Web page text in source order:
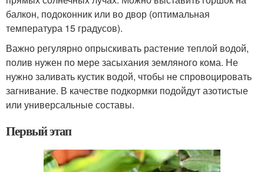
балкон, подоконник или во двор (оптимальная
температура 15 градусов).
Важно регулярно опрыскивать растение теплой водой,
полив нужен по мере засыхания земляного кома. Не
нужно заливать кустик водой, чтобы не спровоцировать
загнивание. В качестве подкормки подойдут азотистые
или универсальные составы.
Первый этап